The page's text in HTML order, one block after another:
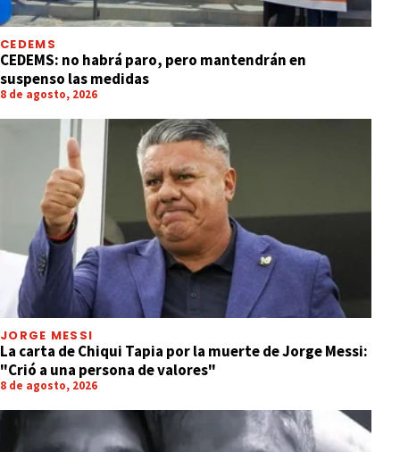
CEDEMS
CEDEMS: no habrá paro, pero mantendrán en
suspenso las medidas
8 de agosto, 2026
JORGE MESSI
La carta de Chiqui Tapia por la muerte de Jorge Messi:
"Crió a una persona de valores"
8 de agosto, 2026